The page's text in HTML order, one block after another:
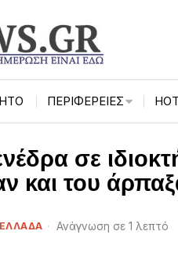
ΠΕΡΙΦΈΡΕΙΕΣ
σε
και του
ΕΛΛΑΔΑ Ανάγνωση σε 1 λεπτό